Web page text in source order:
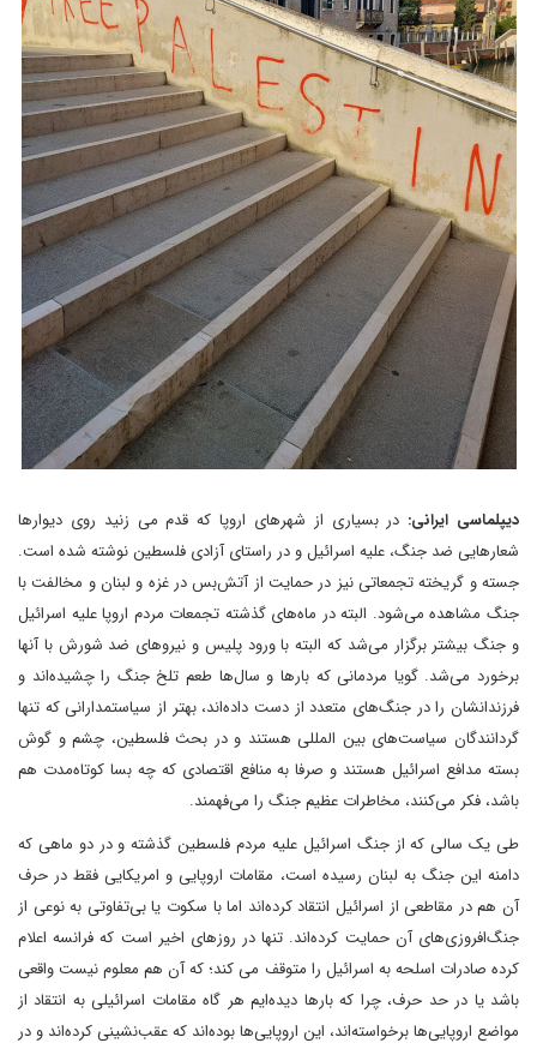
دیپلماسی ایرانی: در بسیاری از شهرهای اروپا که قدم می زنید روی دیوارها
شعارهایی ضد جنگ، علیه اسرائیل و در راستای آزادی فلسطین نوشته شده است.
جسته و گریخته تجمعاتی نیز در حمایت از آتش‌بس در غزه و لبنان و مخالفت با
جنگ مشاهده می‌شود. البته در ماه‌های گذشته تجمعات مردم اروپا علیه اسرائیل
و جنگ بیشتر برگزار می‌شد که البته با ورود پلیس و نیروهای ضد شورش با آنها
برخورد می‌شد. گویا مردمانی که بارها و سال‌ها طعم تلخ جنگ را چشیده‌اند و
فرزندانشان را در جنگ‌های متعدد از دست داده‌اند، بهتر از سیاستمدارانی که تنها
گردانندگان سیاست‌های بین المللی هستند و در بحث فلسطین، چشم و گوش
بسته مدافع اسرائیل هستند و صرفا به منافع اقتصادی که چه بسا کوتاه‌مدت هم
باشد، فکر می‌کنند، مخاطرات عظیم جنگ را می‌فهمند.
طی یک سالی که از جنگ اسرائیل علیه مردم فلسطین گذشته و در دو ماهی که
دامنه این جنگ به لبنان رسیده است، مقامات اروپایی و امریکایی فقط در حرف
آن هم در مقاطعی از اسرائیل انتقاد کرده‌اند اما با سکوت یا بی‌تفاوتی به نوعی از
جنگ‌افروزی‌های آن حمایت کرده‌اند. تنها در روزهای اخیر است که فرانسه اعلام
کرده صادرات اسلحه به اسرائیل را متوقف می کند؛ که آن هم معلوم نیست واقعی
باشد یا در حد حرف، چرا که بارها دیده‌ایم هر گاه مقامات اسرائیلی به انتقاد از
مواضع اروپایی‌ها برخواسته‌اند، این اروپایی‌ها بوده‌اند که عقب‌نشینی کرده‌اند و در